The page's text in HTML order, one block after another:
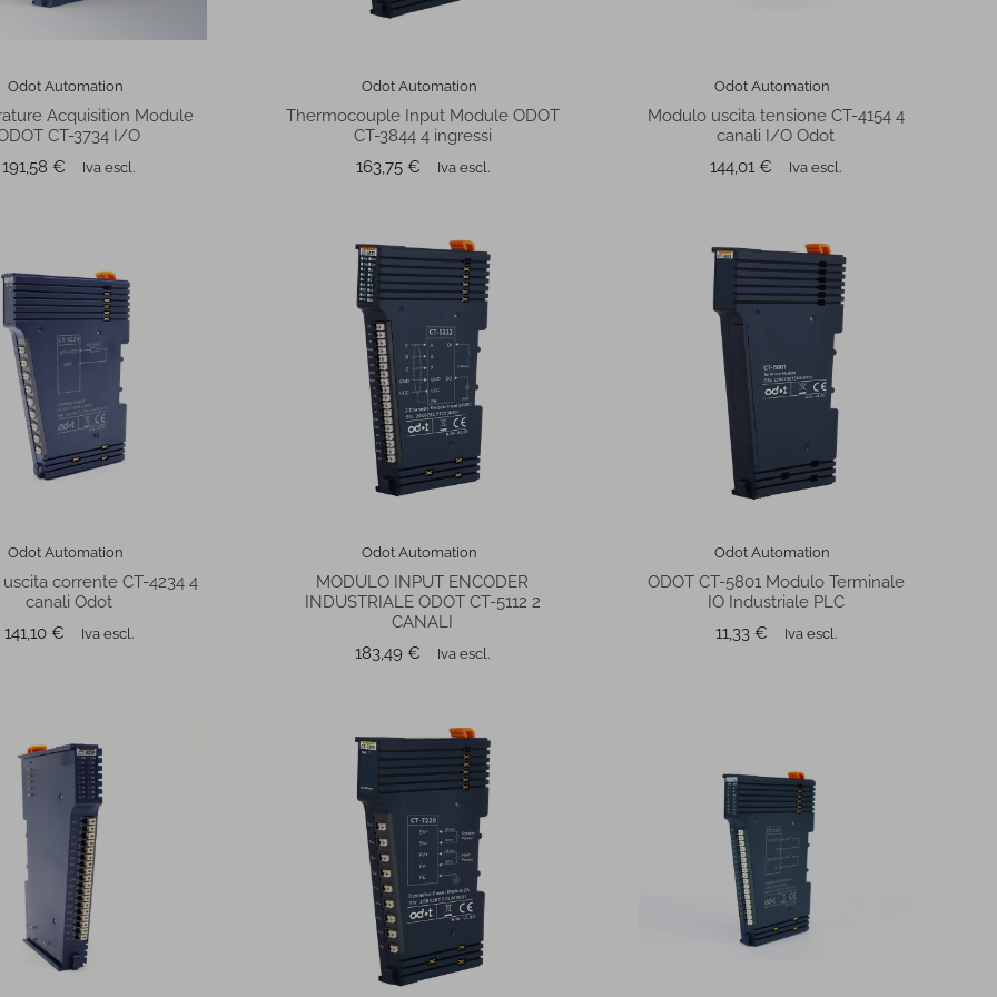
Odot Automation
Acquisition Module
CT-3734 I/O
Prezzo
191,58 € Iva escl.
Odot Automation
Thermocouple Input Module ODOT
CT-3844 4 ingressi
Prezzo
163,75 € Iva escl.
Odot Automation
Modulo uscita tensione CT-4154 4
canali I/O Odot
Prezzo
144,01 € Iva escl.
Odot Automation
corrente CT-4234 4
canali Odot
Prezzo
141,10 € Iva escl.
Odot Automation
MODULO INPUT ENCODER
INDUSTRIALE ODOT CT-5112 2
CANALI
Prezzo
183,49 € Iva escl.
Odot Automation
ODOT CT-5801 Modulo Terminale
IO Industriale PLC
Prezzo
11,33 € Iva escl.